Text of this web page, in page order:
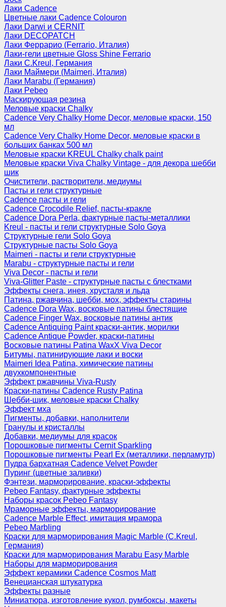
Лаки Cadence
Цветные лаки Cadence Colouron
Лаки Darwi и CERNIT
Лаки DECOPATCH
Лаки Феррарио (Ferrario, Италия)
Лаки-гели цветные Gloss Shine Ferrario
Лаки C.Kreul, Германия
Лаки Маймери (Maimeri, Италия)
Лаки Marabu (Германия)
Лаки Pebeo
Маскирующая резина
Меловые краски Chalky
Cadence Very Chalky Home Decor, меловые краски, 150
мл
Cadence Very Chalky Home Decor, меловые краски в
больших банках 500 мл
Меловые краски KREUL Chalky chalk paint
Меловые краски Viva Chalky Vintage - для декора шебби
шик
Очистители, растворители, медиумы
Пасты и гели структурные
Cadence пасты и гели
Cadence Crocodile Relief, пасты-кракле
Cadence Dora Perla, фактурные пасты-металлики
Kreul - пасты и гели структурные Solo Goya
Структурные гели Solo Goya
Структурные пасты Solo Goya
Maimeri - пасты и гели структурные
Marabu - структурные пасты и гели
Viva Decor - пасты и гели
Viva-Glitter Paste - структурные пасты с блестками
Эффекты снега, инея, хрусталя и льда
Патина, ржавчина, шебби, мох, эффекты старины
Cadence Dora Wax, восковые патины блестящие
Cadence Finger Wax, восковые патины антик
Сadence Antiquing Paint краски-антик, морилки
Cadence Antique Powder, краски-патины
Восковые патины Patina WaxX Viva Decor
Битумы, патинирующие лаки и воски
Maimeri Idea Patina, химические патины
двухкомпонентные
Эффект ржавчины Viva-Rusty
Краски-патины Cadence Rusty Patina
Шебби-шик, меловые краски Chalky
Эффект мха
Пигменты, добавки, наполнители
Гранулы и кристаллы
Добавки, медиумы для красок
Порошковые пигменты Cernit Sparkling
Порошковые пигменты Pearl Ex (металлики, перламутр)
Пудра бархатная Cadence Velvet Powder
Пуринг (цветные заливки)
Фэнтези, марморирование, краски-эффекты
Pebeo Fantasy, фактурные эффекты
Наборы красок Pebeo Fantasy
Мраморные эффекты, марморирование
Cadence Marble Effect, имитация мрамора
Pebeo Marbling
Краски для марморирования Magic Marble (C.Kreul,
Германия)
Краски для марморирования Marabu Easy Marble
Наборы для марморирования
Эффект керамики Cadence Cosmos Matt
Венецианская штукатурка
Эффекты разные
Миниатюра, изготовление кукол, румбоксы, макеты